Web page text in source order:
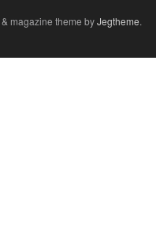
magazine theme byJegtheme.